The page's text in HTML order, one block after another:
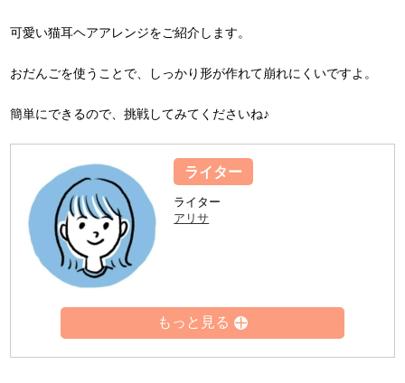
可愛い猫耳ヘアアレンジをご紹介します。
おだんごを使うことで、しっかり形が作れて崩れにくいですよ。
簡単にできるので、挑戦してみてくださいね♪
ライター
ライター
アリサ